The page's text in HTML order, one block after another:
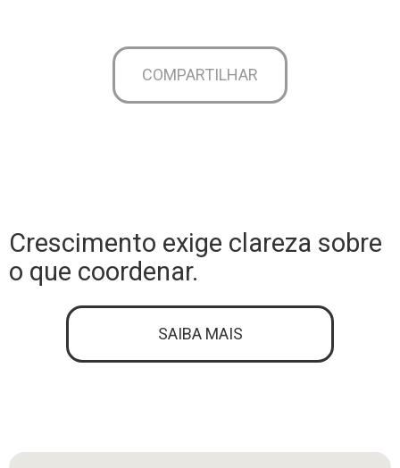
COMPARTILHAR
Crescimento exige clareza sobre
o que coordenar.
SAIBA MAIS